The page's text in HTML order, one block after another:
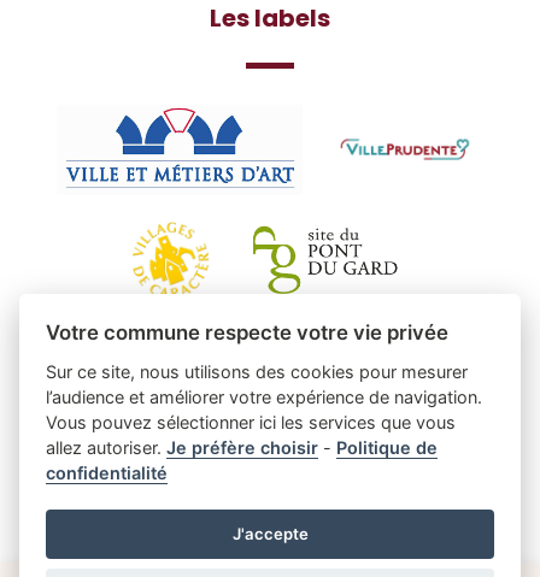
Les labels
Votre commune respecte votre vie privée
Sur ce site, nous utilisons des cookies pour mesurer
l’audience et améliorer votre expérience de navigation.
Vous pouvez sélectionner ici les services que vous
allez autoriser.Je préfère choisir - Politique de
confidentialité
J'accepte